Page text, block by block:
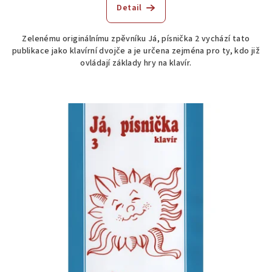
produktu
z
5
hvězdiček.
Detail
Zelenému originálnímu zpěvníku Já, písnička 2 vychází tato
publikace jako klavírní dvojče a je určena zejména pro ty, kdo již
ovládají základy hry na klavír.